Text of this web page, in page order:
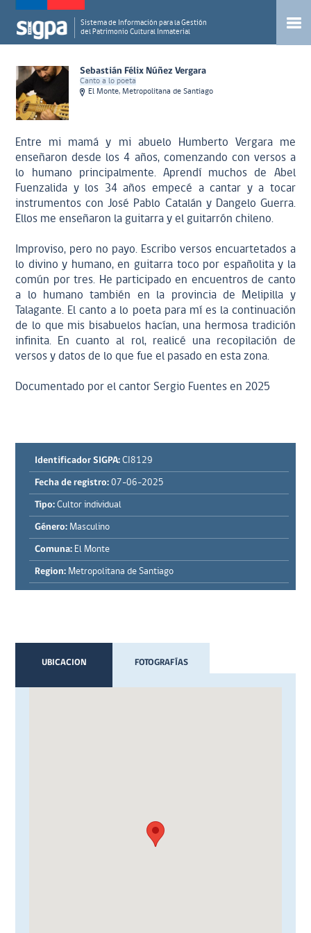
Sistema de Información para la Gestión
del Patrimonio Cultural Inmaterial
Sebastián Félix Núñez Vergara
Canto a lo poeta
El Monte, Metropolitana de Santiago
Entre mi mamá y mi abuelo Humberto Vergara me
enseñaron desde los 4 años, comenzando con versos a
lo humano principalmente. Aprendí muchos de Abel
Fuenzalida y los 34 años empecé a cantar y a tocar
instrumentos con José Pablo Catalán y Dangelo Guerra.
Ellos me enseñaron la guitarra y el guitarrón chileno.
Improviso, pero no payo. Escribo versos encuartetados a
lo divino y humano, en guitarra toco por españolita y la
común por tres. He participado en encuentros de canto
a lo humano también en la provincia de Melipilla y
Talagante. El canto a lo poeta para mí es la continuación
de lo que mis bisabuelos hacían, una hermosa tradición
infinita. En cuanto al rol, realicé una recopilación de
versos y datos de lo que fue el pasado en esta zona.
Documentado por el cantor Sergio Fuentes en 2025
Identificador SIGPA: CI8129
Fecha de registro: 07-06-2025
Tipo: Cultor individual
Género: Masculino
Comuna: El Monte
Region: Metropolitana de Santiago
UBICACION FOTOGRAFÍAS